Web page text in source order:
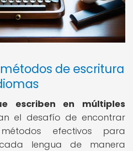
de escritura
escriben en múltiples
el desafío de encontrar
efectivos para
lengua de manera